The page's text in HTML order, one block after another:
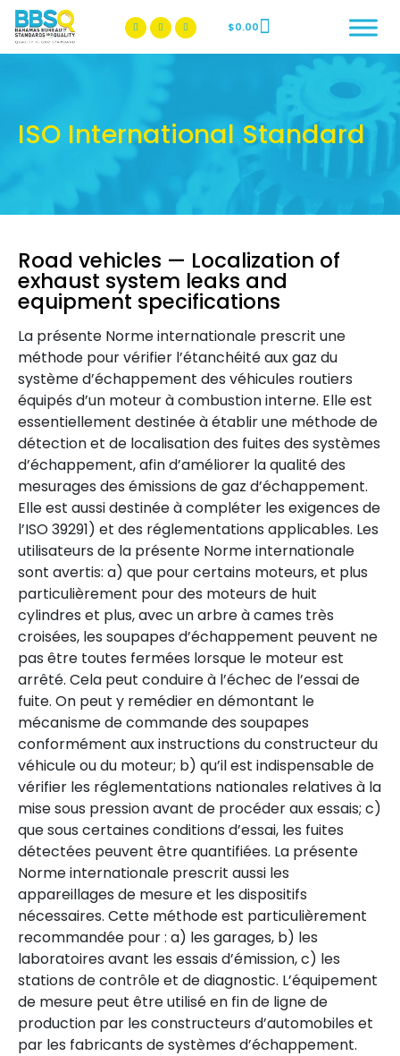
BBSQ Facebook Page
BBSQ Instagram Page
$0.00
ISO International Standard
Road vehicles — Localization of
exhaust system leaks and
equipment specifications
La présente Norme internationale prescrit une
méthode pour vérifier l’étanchéité aux gaz du
système d’échappement des véhicules routiers
équipés d’un moteur à combustion interne. Elle est
essentiellement destinée à établir une méthode de
détection et de localisation des fuites des systèmes
d’échappement, afin d’améliorer la qualité des
mesurages des émissions de gaz d’échappement.
Elle est aussi destinée à compléter les exigences de
l’ISO 39291) et des réglementations applicables. Les
utilisateurs de la présente Norme internationale
sont avertis: a) que pour certains moteurs, et plus
particulièrement pour des moteurs de huit
cylindres et plus, avec un arbre à cames très
croisées, les soupapes d’échappement peuvent ne
pas être toutes fermées lorsque le moteur est
arrêté. Cela peut conduire à l’échec de l’essai de
fuite. On peut y remédier en démontant le
mécanisme de commande des soupapes
conformément aux instructions du constructeur du
véhicule ou du moteur; b) qu’il est indispensable de
vérifier les réglementations nationales relatives à la
mise sous pression avant de procéder aux essais; c)
que sous certaines conditions d’essai, les fuites
détectées peuvent être quantifiées. La présente
Norme internationale prescrit aussi les
appareillages de mesure et les dispositifs
nécessaires. Cette méthode est particulièrement
recommandée pour : a) les garages, b) les
laboratoires avant les essais d’émission, c) les
stations de contrôle et de diagnostic. L’équipement
de mesure peut être utilisé en fin de ligne de
production par les constructeurs d’automobiles et
par les fabricants de systèmes d’échappement.